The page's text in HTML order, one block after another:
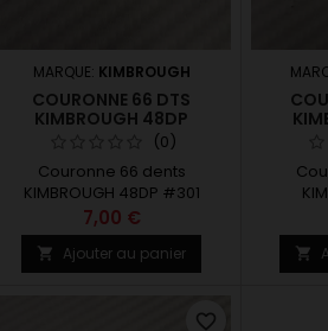
MARQUE: KIMBROUGH
COURONNE 66 DTS
KIMBROUGH 48DP
(0)
Couronne 66 dents
KIMBROUGH 48DP #301
7,00 €
 Ajouter au panier 
favorite_border